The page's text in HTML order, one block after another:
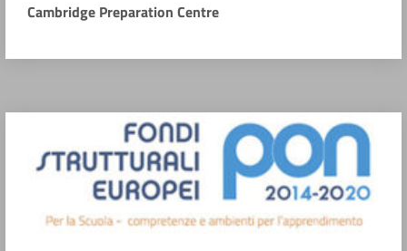
Cambridge Preparation Centre